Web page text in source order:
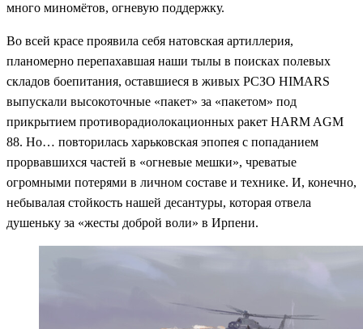
много миномётов, огневую поддержку.
Во всей красе проявила себя натовская артиллерия,
планомерно перепахавшая наши тылы в поисках полевых
складов боепитания, оставшиеся в живых РСЗО HIMARS
выпускали высокоточные «пакет» за «пакетом» под
прикрытием противорадиолокационных ракет HARM AGM
88. Но… повторилась харьковская эпопея с попаданием
прорвавшихся частей в «огневые мешки», чреватые
огромными потерями в личном составе и технике. И, конечно,
небывалая стойкость нашей десантуры, которая отвела
душеньку за «жесты доброй воли» в Ирпени.